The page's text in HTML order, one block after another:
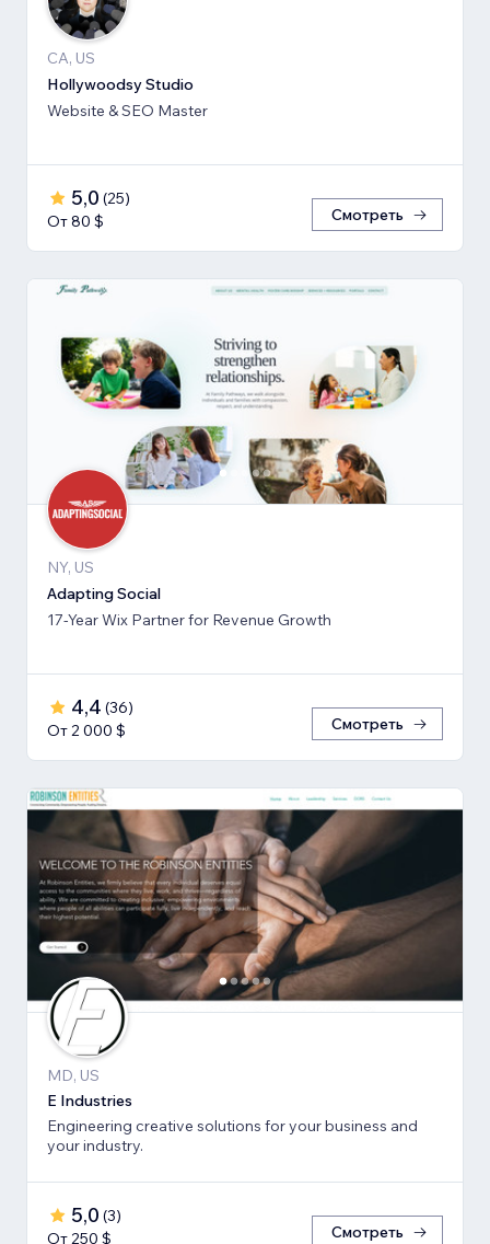
CA, US
Hollywoodsy Studio
Website & SEO Master
5,0 (25)
От 80 $
Смотреть
NY, US
Adapting Social
17-Year Wix Partner for Revenue Growth
4,4 (36)
От 2 000 $
Смотреть
MD, US
E Industries
Engineering creative solutions for your business and
your industry.
5,0 (3)
От 250 $
Смотреть